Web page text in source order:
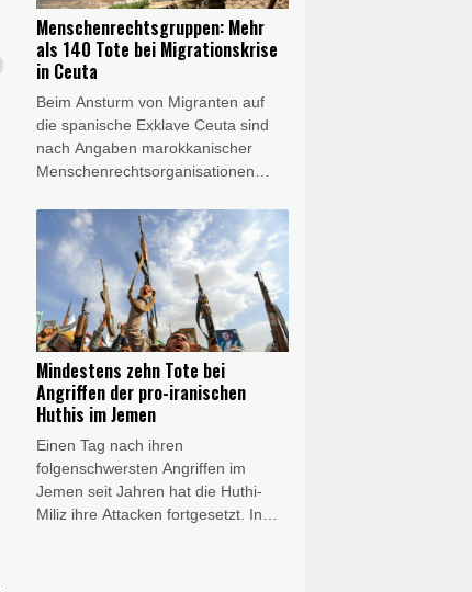
Cook zu feuern, war aber vom
obersten US-Gericht gestoppt
worden.
Menschenrechtsgruppen: Mehr
als 140 Tote bei Migrationskrise
in Ceuta
Beim Ansturm von Migranten auf
die spanische Exklave Ceuta sind
nach Angaben marokkanischer
Menschenrechtsorganisationen
gekommen. Die
Menschenrechtsgruppe AMDH und
eine Vereinigung in Europa
ansässiger marokkanischer
Organisationen sprachen am
Freitag von mindestens 141 Toten.
Mindestens zehn Tote bei
Angriffen der pro-iranischen
Huthis im Jemen
Einen Tag nach ihren
folgenschwersten Angriffen im
Jemen seit Jahren hat die Huthi-
Miliz ihre Attacken fortgesetzt. In